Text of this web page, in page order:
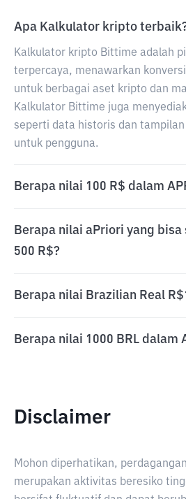
Apa Kalkulator kripto
Kalkulator kripto Bittime adalah
terpercaya, menawarkan
untuk berbagai aset kripto dan
Kalkulator Bittime juga
seperti data historis dan
untuk pengguna.
Berapa nilai 100 R$ dalam
Berapa nilai aPriori yang bisa
500 R$?
Berapa nilai Brazilian Real
Berapa nilai 1000 BRL dalam
Disclaimer
Mohon diperhatikan,
merupakan aktivitas beresiko